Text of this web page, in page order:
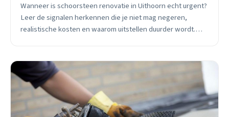
Wanneer is schoorsteen renovatie in Uithoorn echt urgent?
Leer de signalen herkennen die je niet mag negeren,
realistische kosten en waarom uitstellen duurder wordt.